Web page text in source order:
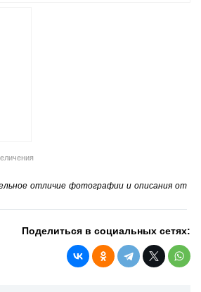
отличие фотографии и описания от
Поделиться в социальных сетях: